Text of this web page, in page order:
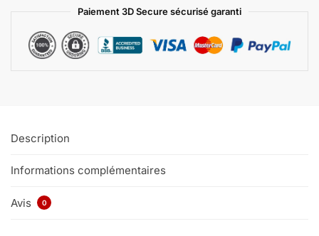
Paiement 3D Secure sécurisé garanti
Description
Informations complémentaires
Avis 0